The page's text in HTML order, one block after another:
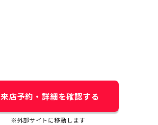
来店予約・詳細を確認する
※外部サイトに移動します